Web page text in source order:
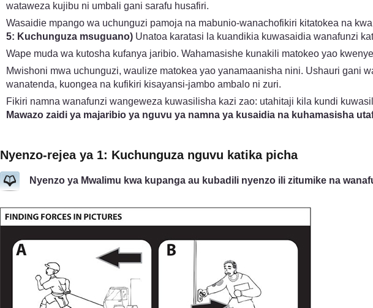
wataweza kujibu ni umbali gani sarafu husafiri.
Wasaidie mpango wa uchunguzi pamoja na mabunio-wanachofikiri kitatokea na
5: Kuchunguza msuguano) Unatoa karatasi la kuandikia kuwasaidia wanafunzi
Wape muda wa kutosha kufanya jaribio. Wahamasishe kunakili matokeo yao
Mwishoni mwa uchunguzi, waulize matokea yao yanamaanisha nini. Ushauri gani
wanatenda, kuongea na kufikiri kisayansi-jambo ambalo ni zuri.
Fikiri namna wanafunzi wangeweza kuwasilisha kazi zao: utahitaji kila kundi
Mawazo zaidi ya majaribio ya nguvu ya namna ya kusaidia na kuhamasisha
Nyenzo-rejea ya 1: Kuchunguza nguvu katika picha
Nyenzo ya Mwalimu kwa kupanga au kubadili nyenzo ili zitumike na